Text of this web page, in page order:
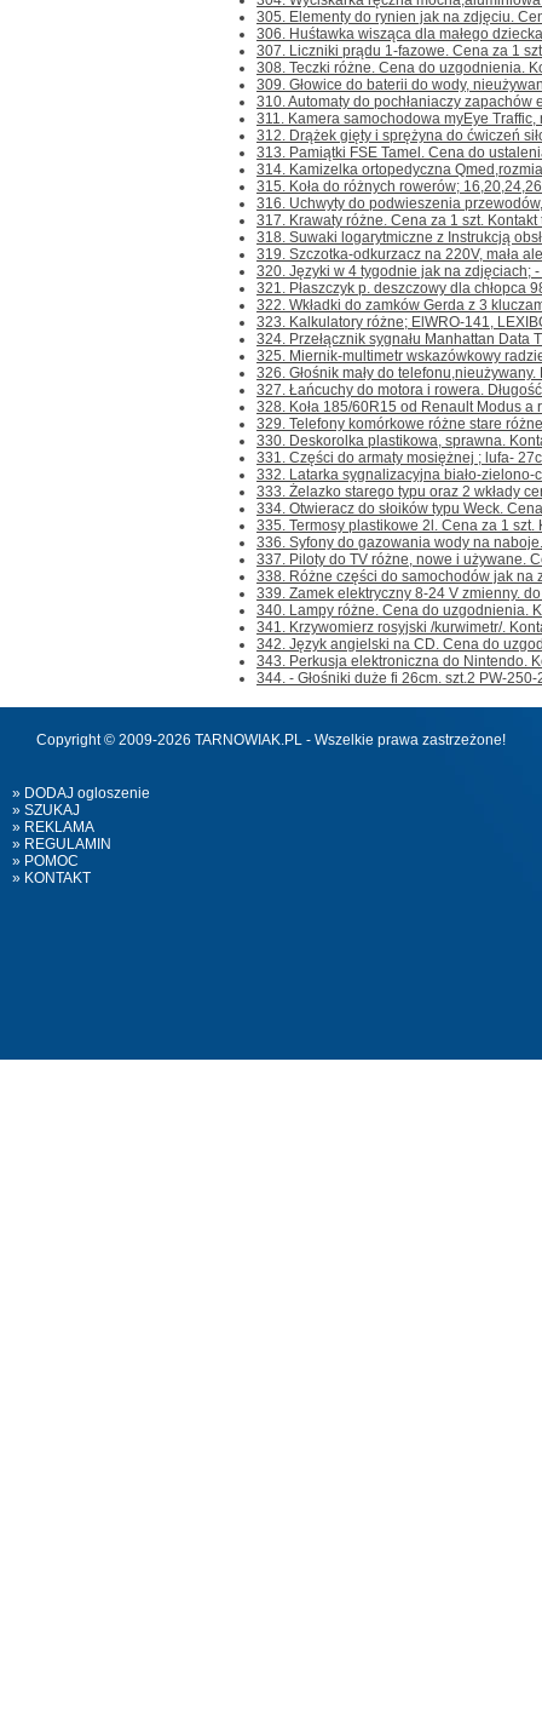
305. Elementy do rynien jak na zdjęciu.
306. Huśtawka wisząca dla małego
307. Liczniki prądu 1-fazowe. Cena za 1
308. Teczki różne. Cena do uzgodnienia.
309. Głowice do baterii do wody,
310. Automaty do pochłaniaczy zapachów
311. Kamera samochodowa myEye
312. Drążek gięty i sprężyna do ćwiczeń
313. Pamiątki FSE Tamel. Cena do
314. Kamizelka ortopedyczna
315. Koła do różnych rowerów;
316. Uchwyty do podwieszenia
317. Krawaty różne. Cena za 1 szt.
318. Suwaki logarytmiczne z Instrukcją
319. Szczotka-odkurzacz na 220V, mała
320. Języki w 4 tygodnie jak na zdjęciach;
321. Płaszczyk p. deszczowy dla chłopca
322. Wkładki do zamków Gerda z 3
323. Kalkulatory różne; ElWRO-141,
324. Przełącznik sygnału Manhattan Data
325. Miernik-multimetr wskazówkowy
326. Głośnik mały do
327. Łańcuchy do motora i rowera.
328. Koła 185/60R15 od Renault Modus a
329. Telefony komórkowe różne stare
330. Deskorolka plastikowa, sprawna.
331. Części do armaty mosiężnej ; lufa-
332. Latarka sygnalizacyjna biało-zielono-
333. Żelazko starego typu oraz 2 wkłady
334. Otwieracz do słoików typu Weck.
335. Termosy plastikowe 2l. Cena za 1 szt.
336. Syfony do gazowania wody na
337. Piloty do TV różne, nowe i używane.
338. Różne części do samochodów jak na
339. Zamek elektryczny 8-24 V zmienny.
340. Lampy różne. Cena do uzgodnienia.
341. Krzywomierz rosyjski /kurwimetr/.
342. Język angielski na CD. Cena do
343. Perkusja elektroniczna do Nintendo.
344. - Głośniki duże fi 26cm. szt.2 PW-
Copyright © 2009-2026 TARNOWIAK.PL - Wszelkie prawa zastrzeżone!
» DODAJ ogloszenie
» SZUKAJ
» REKLAMA
» REGULAMIN
» POMOC
» KONTAKT